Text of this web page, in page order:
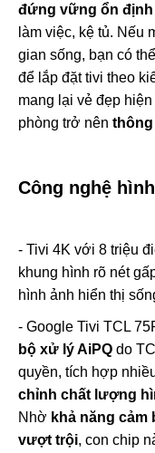
đứng vững ổn định
làm việc, kệ tủ. Nếu
gian sống, bạn có thể
để lắp đặt tivi theo
mang lại vẻ đẹp
phòng trở nên
Công nghệ
- Tivi 4K với 8 triệu
khung hình rõ nét
hình ảnh hiển thị
- Google Tivi TCL
bộ xử lý AiPQ do
quyền, tích hợp
chỉnh chất lượng
Nhờ khả năng cảm
vượt trội, con chip